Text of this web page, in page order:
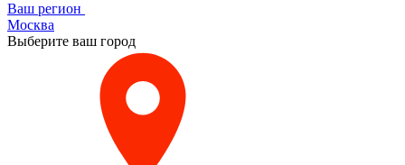
Ваш регион
Москва
Выберите ваш город